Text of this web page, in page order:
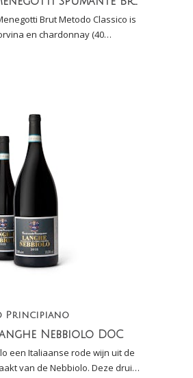
Brut Metodo Classico is
en chardonnay (40
fijne mousse, fraaie zuren, fruit
Principiano
Nebbiolo DOC
een Italiaanse rode wijn uit de
van de Nebbiolo. Deze druif